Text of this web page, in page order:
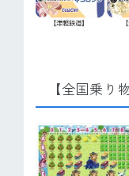
【全国乗り